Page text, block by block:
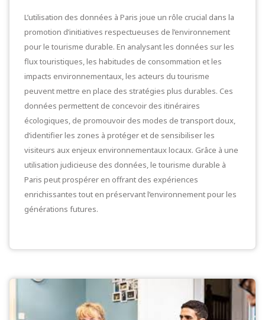
L’utilisation des données à Paris joue un rôle crucial dans la
promotion d’initiatives respectueuses de l’environnement
pour le tourisme durable. En analysant les données sur les
flux touristiques, les habitudes de consommation et les
impacts environnementaux, les acteurs du tourisme
peuvent mettre en place des stratégies plus durables. Ces
données permettent de concevoir des itinéraires
écologiques, de promouvoir des modes de transport doux,
d’identifier les zones à protéger et de sensibiliser les
visiteurs aux enjeux environnementaux locaux. Grâce à une
utilisation judicieuse des données, le tourisme durable à
Paris peut prospérer en offrant des expériences
enrichissantes tout en préservant l’environnement pour les
générations futures.